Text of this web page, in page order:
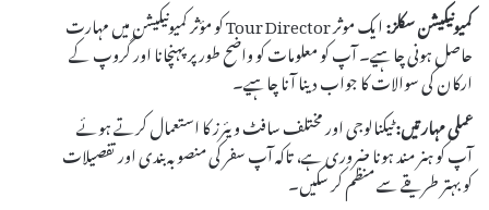
کمیونیکیشن سکلز:
ایک موثر Tour Director کو مؤثر کمیونیکیشن میں مہارت
حاصل ہونی چاہیے۔ آپ کو معلومات کو واضح طور پر پہنچانا اور گروپ کے
ارکان کی سوالات کا جواب دینا آنا چاہیے۔
عملی مہارتیں:ٹیکنالوجی اور مختلف سافٹ ویئرز کا استعمال کرتے ہوئے
آپ کو ہنر مند ہونا ضروری ہے، تاکہ آپ سفر کی منصوبہ بندی اور تفصیلات
کو بہتر طریقے سے منظم کر سکیں۔